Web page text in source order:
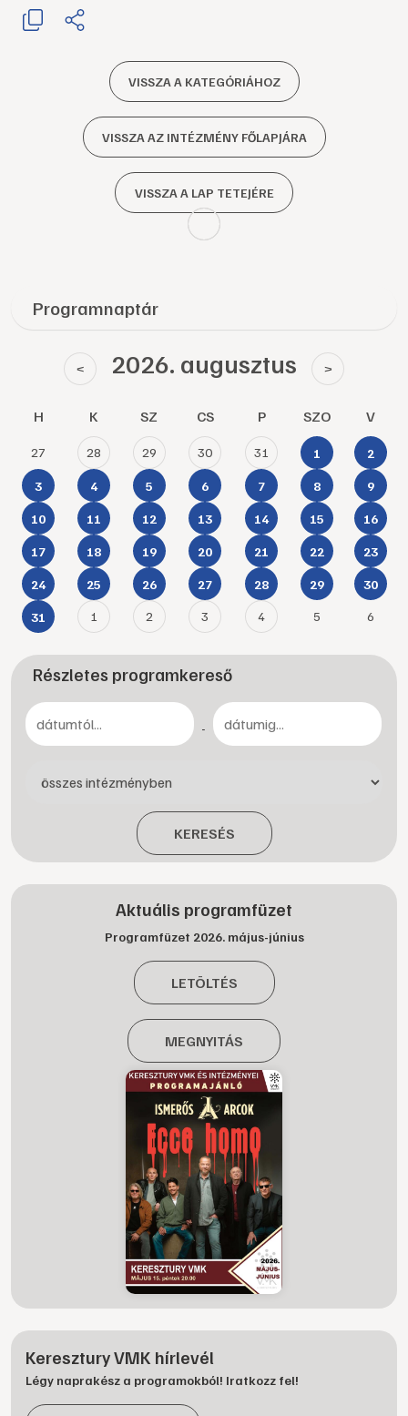
VISSZA A KATEGÓRIÁHOZ
VISSZA AZ INTÉZMÉNY FŐLAPJÁRA
VISSZA A LAP TETEJÉRE
Programnaptár
< 2026. augusztus >
H K SZ CS P SZO V
27 28 29 30 31 1 2
3 4 5 6 7 8 9
10 11 12 13 14 15 16
17 18 19 20 21 22 23
24 25 26 27 28 29 30
31 1 2 3 4 5 6
Részletes programkereső
-
KERESÉS
Aktuális programfüzet
Programfüzet 2026. május-június
LETÖLTÉS
MEGNYITÁS
Keresztury VMK hírlevél
Légy naprakész a programokból! Iratkozz fel!